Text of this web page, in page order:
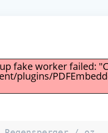
fake worker failed:
plugins/